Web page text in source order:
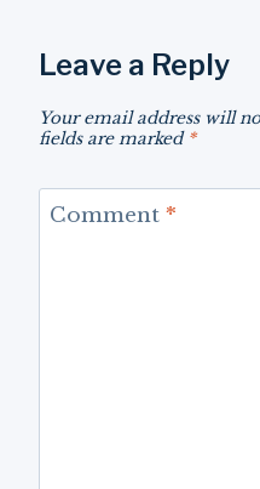
Leave a Reply
Your email address will
fields are marked *
Comment *